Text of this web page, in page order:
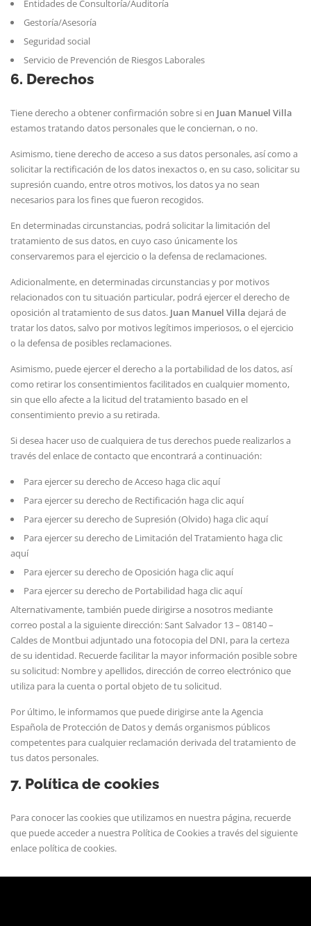
Entidades de Consultoría/Auditoría
Gestoría/Asesoría
Seguridad social
Servicio de Prevención de Riesgos Laborales
6. Derechos
Tiene derecho a obtener confirmación sobre si en Juan Manuel Villa
estamos tratando datos personales que le conciernan, o no.
Asimismo, tiene derecho de acceso a sus datos personales, así como a
solicitar la rectificación de los datos inexactos o, en su caso, solicitar su
supresión cuando, entre otros motivos, los datos ya no sean
necesarios para los fines que fueron recogidos.
En determinadas circunstancias, podrá solicitar la limitación del
tratamiento de sus datos, en cuyo caso únicamente los
conservaremos para el ejercicio o la defensa de reclamaciones.
Adicionalmente, en determinadas circunstancias y por motivos
relacionados con tu situación particular, podrá ejercer el derecho de
oposición al tratamiento de sus datos. Juan Manuel Villa dejará de
tratar los datos, salvo por motivos legítimos imperiosos, o el ejercicio
o la defensa de posibles reclamaciones.
Asimismo, puede ejercer el derecho a la portabilidad de los datos, así
como retirar los consentimientos facilitados en cualquier momento,
sin que ello afecte a la licitud del tratamiento basado en el
consentimiento previo a su retirada.
Si desea hacer uso de cualquiera de tus derechos puede realizarlos a
través del enlace de contacto que encontrará a continuación:
Para ejercer su derecho de Acceso haga clicaquí
Para ejercer su derecho de Rectificación haga clicaquí
Para ejercer su derecho de Supresión (Olvido) haga clicaquí
Para ejercer su derecho de Limitación del Tratamiento haga clic
aquí
Para ejercer su derecho de Oposición haga clicaquí
Para ejercer su derecho de Portabilidad haga clicaquí
Alternativamente, también puede dirigirse a nosotros mediante
correo postal a la siguiente dirección: Sant Salvador 13 – 08140 –
Caldes de Montbui adjuntado una fotocopia del DNI, para la certeza
de su identidad. Recuerde facilitar la mayor información posible sobre
su solicitud: Nombre y apellidos, dirección de correo electrónico que
utiliza para la cuenta o portal objeto de tu solicitud.
Por último, le informamos que puede dirigirse ante la Agencia
Española de Protección de Datos y demás organismos públicos
competentes para cualquier reclamación derivada del tratamiento de
tus datos personales.
7. Política de cookies
Para conocer las cookies que utilizamos en nuestra página, recuerde
que puede acceder a nuestra Política de Cookies a través del siguiente
enlace política de cookies.